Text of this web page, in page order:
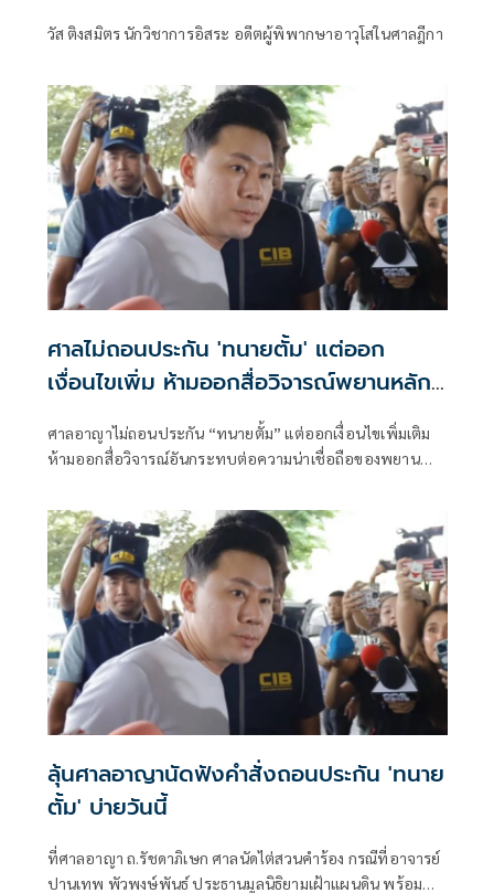
วัส ติงสมิตร นักวิชาการอิสระ อดีตผู้พิพากษาอาวุโสในศาลฎีกา
ศาลไม่ถอนประกัน 'ทนายตั้ม' แต่ออก
เงื่อนไขเพิ่ม ห้ามออกสื่อวิจารณ์พยานหลัก
ศาลอาญาไม่ถอนประกัน “ทนายตั้ม” แต่ออกเงื่อนไขเพิ่มเติม
ห้ามออกสื่อวิจารณ์อันกระทบต่อความน่าเชื่อถือของพยาน
ลุ้นศาลอาญานัดฟังคำสั่งถอนประกัน 'ทนาย
ตั้ม' บ่ายวันนี้
ที่ศาลอาญา ถ.รัชดาภิเษก ศาลนัดไต่สวนคำร้อง กรณีที่อาจารย์
ปานเทพ พัวพงษ์พันธ์ ประธานมูลนิธิยามเฝ้าแผนดิน พร้อม